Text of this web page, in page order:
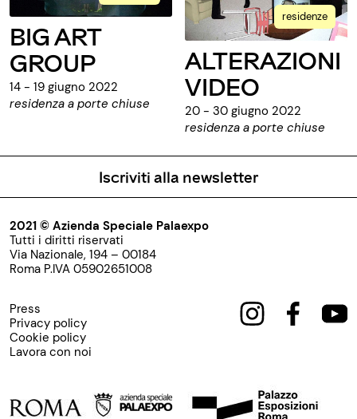
BIG ART
GROUP
14 - 19 giugno 2022
residenza a porte chiuse
residenze
ALTERAZIONI
VIDEO
20 - 30 giugno 2022
residenza a porte chiuse
Iscriviti alla newsletter
2021 © Azienda Speciale Palaexpo
Tutti i diritti riservati
Via Nazionale, 194 – 00184
Roma P.IVA 05902651008
Press
Privacy policy
Cookie policy
Lavora con noi